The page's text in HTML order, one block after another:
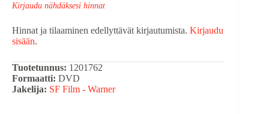
Kirjaudu nähdäksesi hinnat
Hinnat ja tilaaminen edellyttävät kirjautumista. Kirjaudu
sisään.
Tuotetunnus: 1201762
Formaatti: DVD
Jakelija: SF Film - Warner